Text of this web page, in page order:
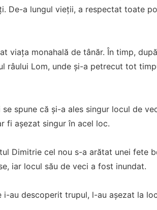
De-a lungul vieții, a respectat toate
viața monahală de tânăr. În timp,
râului Lom, unde și-a petrecut tot
spune că și-a ales singur locul de
fi așezat singur în acel loc.
Dimitrie cel nou s-a arătat unei fete
iar locul său de veci a fost inundat.
au descoperit trupul, l-au așezat la